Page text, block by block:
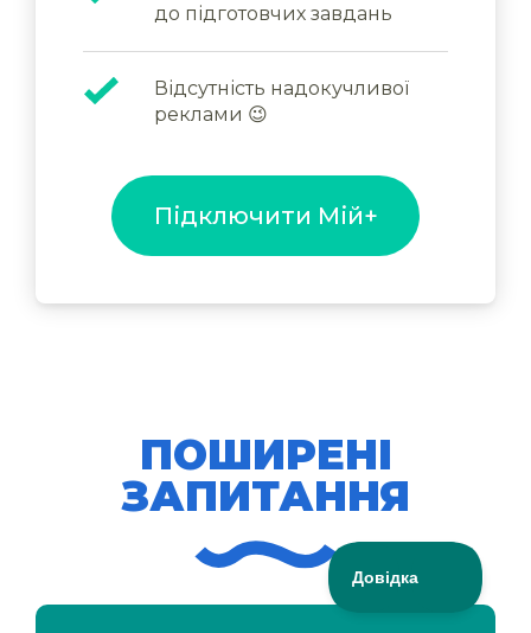
до підготовчих завдань
Відсутність надокучливої
реклами 😉
Підключити Мій+
ПОШИРЕНІ
ЗАПИТАННЯ